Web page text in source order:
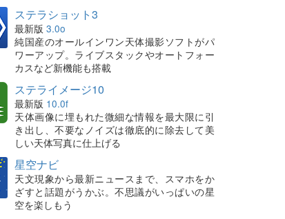
ステラショット3
最新版 3.0o
純国産のオールインワン天体撮影ソフトがパ
ワーアップ。ライブスタックやオートフォー
カスなど新機能も搭載
ステライメージ10
最新版 10.0f
天体画像に埋もれた微細な情報を最大限に引
き出し、不要なノイズは徹底的に除去して美
しい天体写真に仕上げる
星空ナビ
天文現象から最新ニュースまで、スマホをか
ざすと話題がうかぶ。不思議がいっぱいの星
空を楽しもう